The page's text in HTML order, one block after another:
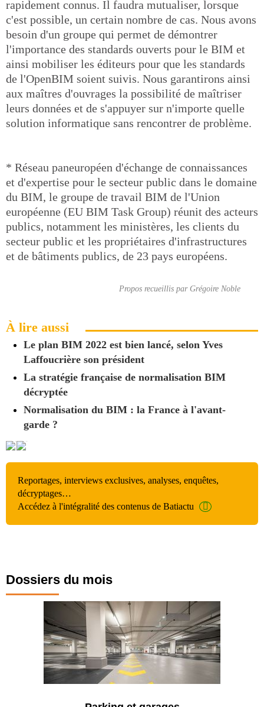
rapidement connus. Il faudra mutualiser, lorsque
c'est possible, un certain nombre de cas. Nous avons
besoin d'un groupe qui permet de démontrer
l'importance des standards ouverts pour le BIM et
ainsi mobiliser les éditeurs pour que les standards
de l'OpenBIM soient suivis. Nous garantirons ainsi
aux maîtres d'ouvrages la possibilité de maîtriser
leurs données et de s'appuyer sur n'importe quelle
solution informatique sans rencontrer de problème.
* Réseau paneuropéen d'échange de connaissances
et d'expertise pour le secteur public dans le domaine
du BIM, le groupe de travail BIM de l'Union
européenne (EU BIM Task Group) réunit des acteurs
publics, notamment les ministères, les clients du
secteur public et les propriétaires d'infrastructures
et de bâtiments publics, de 23 pays européens.
Propos recueillis par Grégoire Noble
À lire aussi
Le plan BIM 2022 est bien lancé, selon Yves
Laffoucrière son président
La stratégie française de normalisation BIM
décryptée
Normalisation du BIM : la France à l'avant-
garde ?
Reportages, interviews exclusives, analyses, enquêtes,
décryptages…
Accédez à l'intégralité des contenus de Batiactu
Dossiers du mois